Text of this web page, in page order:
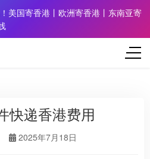
美国寄香港丨欧洲寄香港丨东南亚寄
快递香港费用​
2025年7月18日